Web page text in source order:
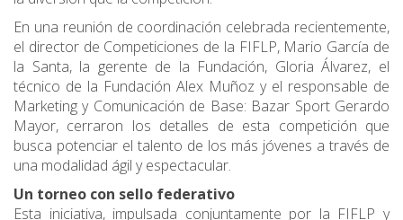
En una reunión de coordinación celebrada recientemente,
el director de Competiciones de la FIFLP, Mario García de
la Santa, la gerente de la Fundación, Gloria Álvarez, el
técnico de la Fundación Alex Muñoz y el responsable de
Marketing y Comunicación de Base: Bazar Sport Gerardo
Mayor, cerraron los detalles de esta competición que
busca potenciar el talento de los más jóvenes a través de
una modalidad ágil y espectacular.
Un torneo con sello federativo
Esta iniciativa, impulsada conjuntamente por la FIFLP y